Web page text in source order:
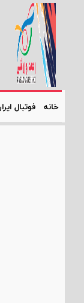
خانه فوتبال